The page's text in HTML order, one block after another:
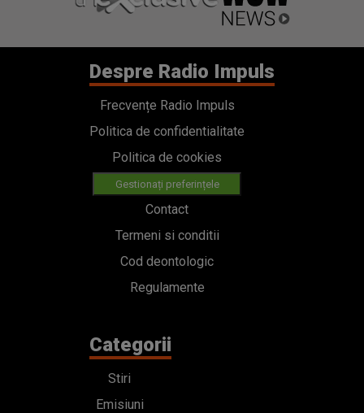
Despre Radio Impuls
Frecvențe Radio Impuls
Politica de confidentialitate
Politica de cookies
Gestionați preferințele
Contact
Termeni si conditii
Cod deontologic
Regulamente
Categorii
Stiri
Emisiuni